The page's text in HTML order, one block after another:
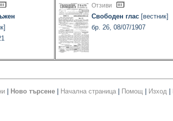
Отзиви
Свободен глас [вестник]
бр. 26, 08/07/1907
Ново търсене Начална страница Помощ Изход